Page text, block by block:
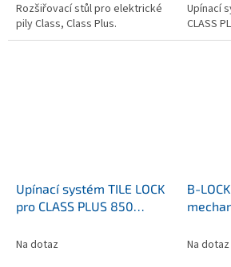
Rozšiřovací stůl pro elektrické
pily Class, Class Plus.
Upínací
CLASS
Upínací systém TILE LOCK
pro CLASS PLUS 850
Na dotaz
B-
Na dotaz